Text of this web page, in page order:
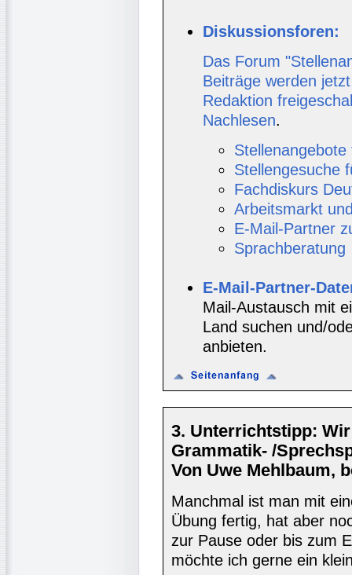
Diskussionsforen:
Das Forum
Beiträge werden
Redaktion
Nachlesen.
Stellengesuche
Fachdiskurs
Arbeitsmarkt
E-Mail-Partner
Sprachberatung
E-Mail-Partner-
Mail-Austausch mit
Land suchen und/
anbieten.
3. Unterrichtstipp:
Grammatik- /
Von Uwe Mehlbaum,
Manchmal ist man mit
Übung fertig, hat aber
zur Pause oder bis zum
möchte ich gerne ein